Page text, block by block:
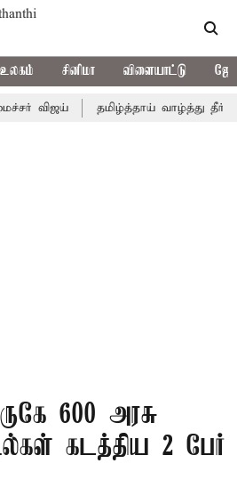
உலகம் சினிமா விளையாட்டு
தமிழ்த்தாய் வாழ்த்து தீர்மானம்
600 அரசு
கடத்திய 2 பேர்